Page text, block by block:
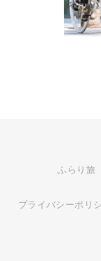
ふらり旅
プライバシーポリ